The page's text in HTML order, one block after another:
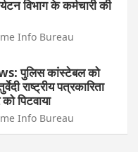
विभाग के कर्मचारी की
Info Bureau
पुलिस कांस्टेबल को
राष्ट्रीय पत्रकारिता
पिटवाया
Info Bureau